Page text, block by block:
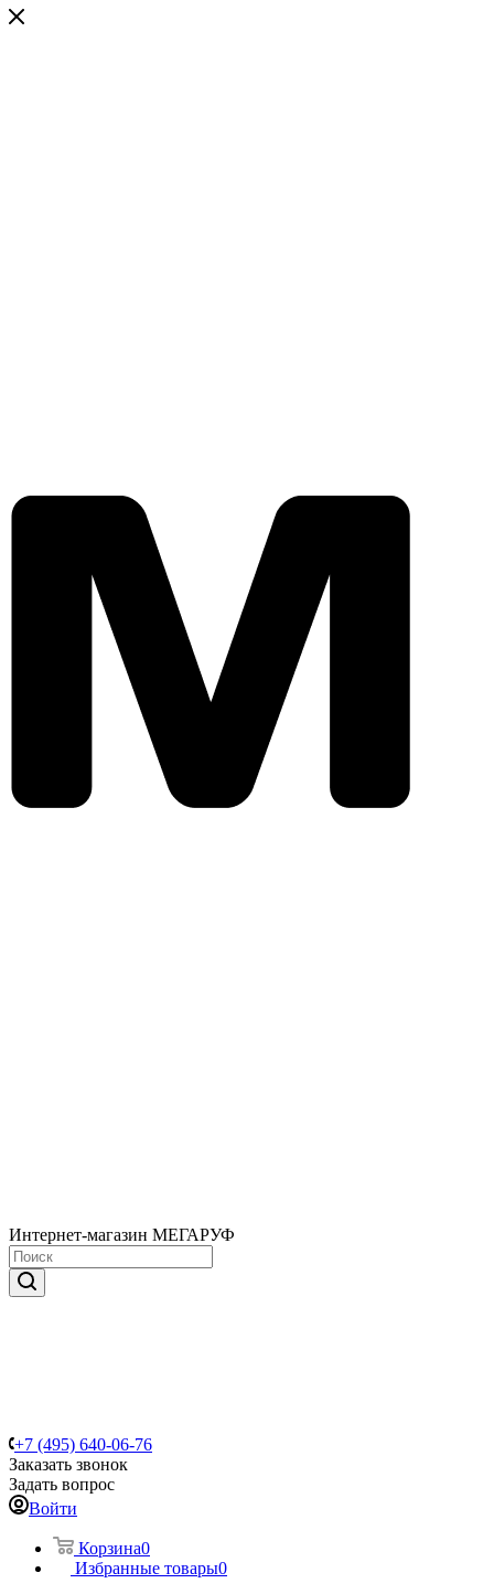
Интернет-магазин МЕГАРУФ
+7 (495) 640-06-76
Заказать звонок
Задать вопрос
Войти
Корзина0
Избранные товары0